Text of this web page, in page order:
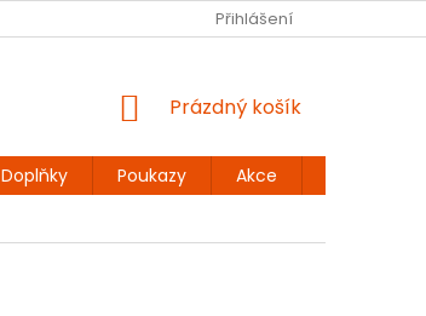
KONTAKT DOPRAVA A PLATBA
Přihlášení
NÁKUPNÍ
Prázdný košík
Doplňky Poukazy Akce